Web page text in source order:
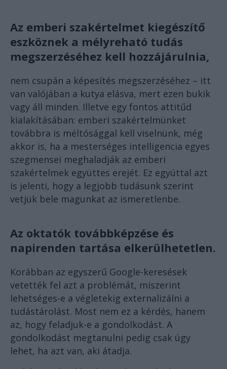
Az emberi szakértelmet kiegészítő
eszköznek a mélyreható tudás
megszerzéséhez kell hozzájárulnia,
nem csupán a képesítés megszerzéséhez – itt
van valójában a kutya elásva, mert ezen bukik
vagy áll minden. Illetve egy fontos attitűd
kialakításában: emberi szakértelmünket
továbbra is méltósággal kell viselnünk, még
akkor is, ha a mesterséges intelligencia egyes
szegmensei meghaladják az emberi
szakértelmek együttes erejét. Ez egyúttal azt
is jelenti, hogy a legjobb tudásunk szerint
vetjük bele magunkat az ismeretlenbe.
Az oktatók továbbképzése és
napirenden tartása elkerülhetetlen.
Korábban az egyszerű Google-keresések
vetették fel azt a problémát, miszerint
lehetséges-e a végletekig externalizálni a
tudástárolást. Most nem ez a kérdés, hanem
az, hogy feladjuk-e a gondolkodást. A
gondolkodást megtanulni pedig csak úgy
lehet, ha azt van, aki átadja.